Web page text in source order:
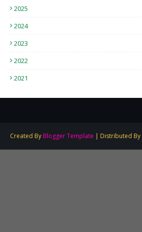
2025
2024
2023
2022
2021
Created By Blogger Template | Distributed By